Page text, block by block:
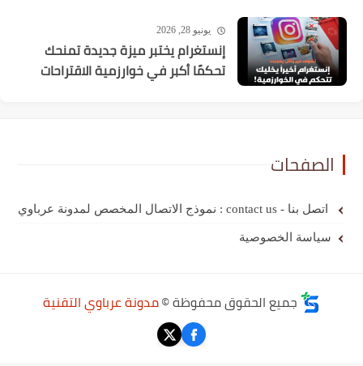
يونيو 28, 2026
إنستغرام يختبر ميزة جديدة تمنحك
تحكمًا أكبر في خوارزمية الاقتراحات
الصفحات
اتصل بنا - contact us : نموذج الاتصال المخصص لمدونة عرباوي
سياسة الخصوصية
جميع الحقوق محفوظة ©مدونة عرباوي التقنية